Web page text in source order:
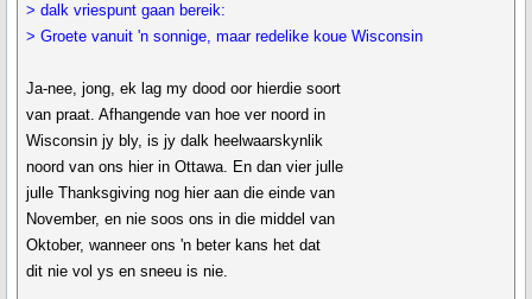
> dalk vriespunt gaan bereik:
> Groete vanuit 'n sonnige, maar redelike koue Wisconsin
Ja-nee, jong, ek lag my dood oor hierdie soort
van praat. Afhangende van hoe ver noord in
Wisconsin jy bly, is jy dalk heelwaarskynlik
noord van ons hier in Ottawa. En dan vier julle
julle Thanksgiving nog hier aan die einde van
November, en nie soos ons in die middel van
Oktober, wanneer ons 'n beter kans het dat
dit nie vol ys en sneeu is nie.